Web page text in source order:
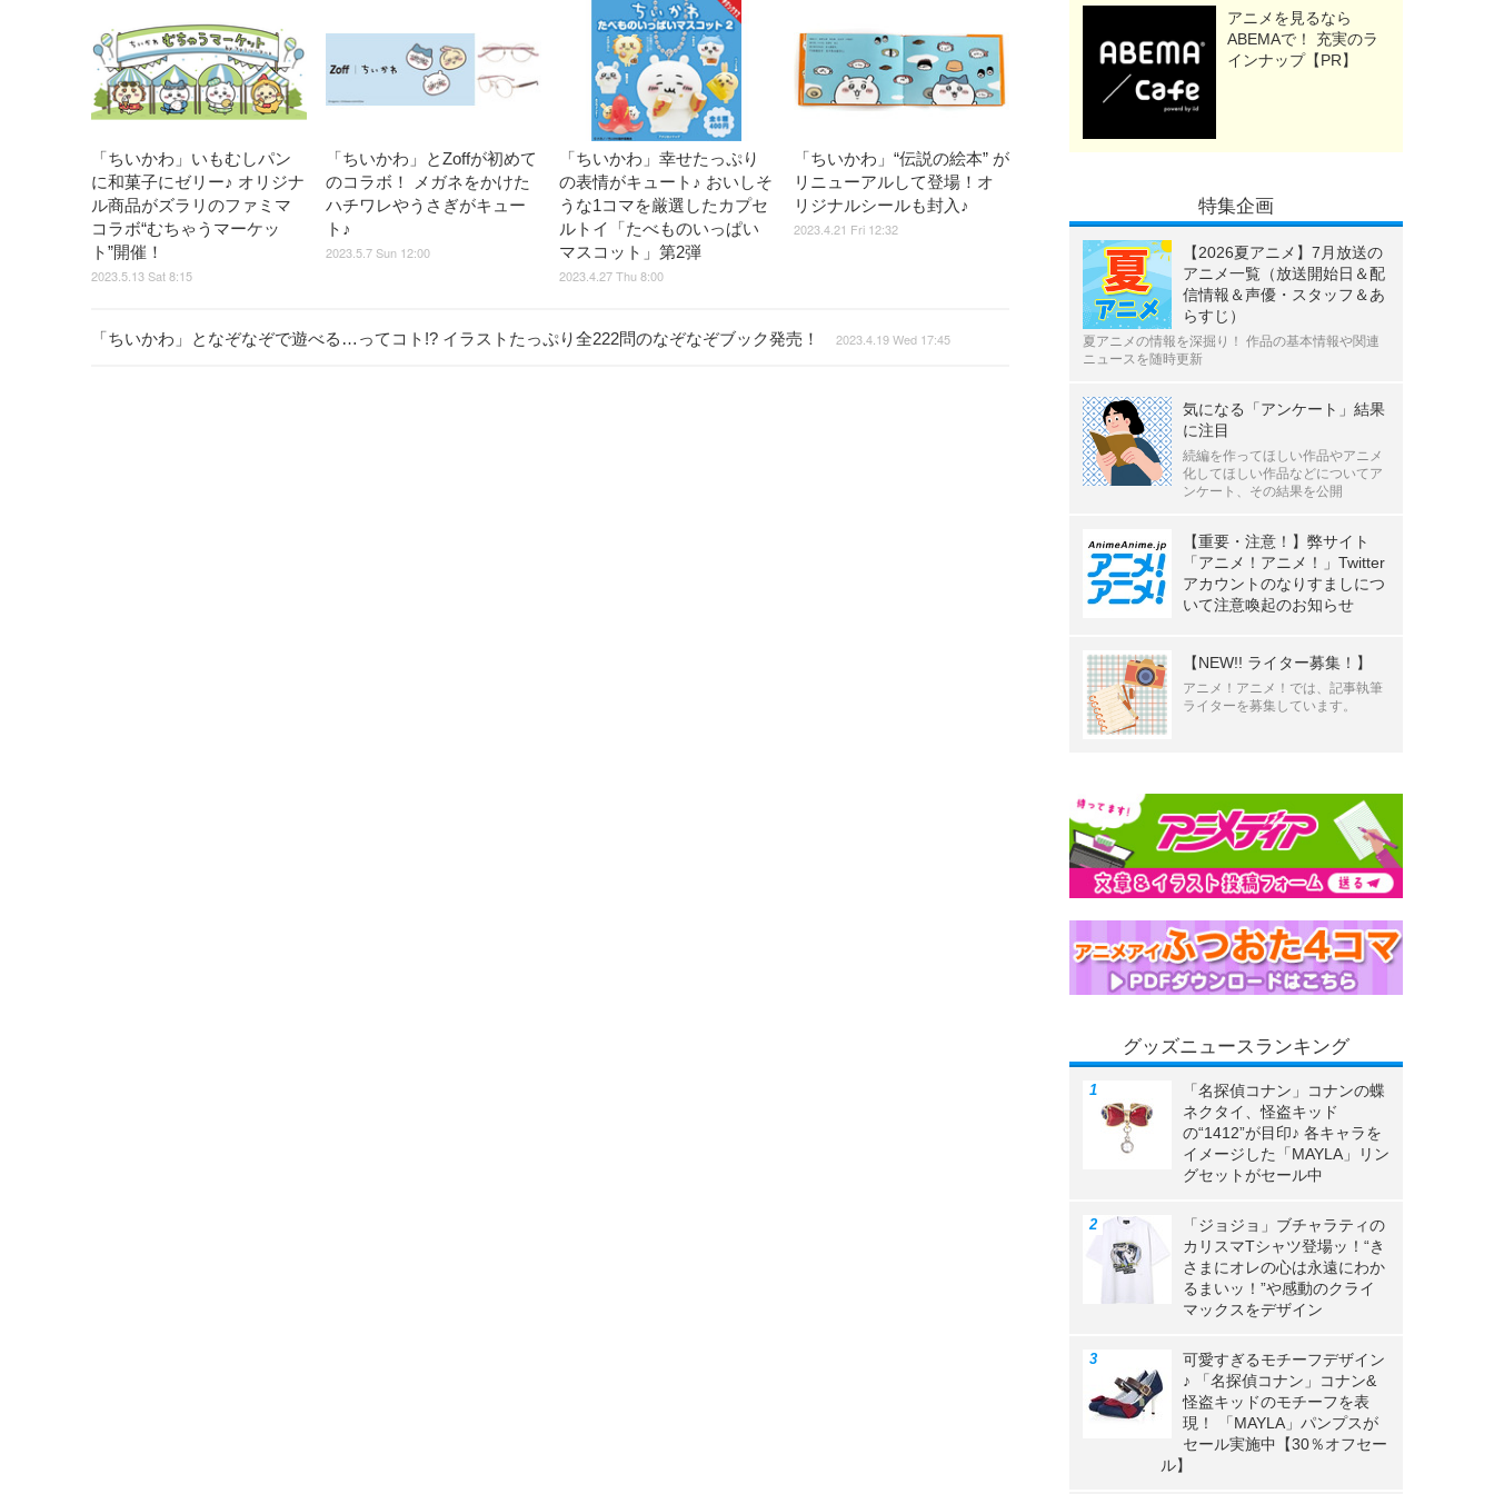
「ちいかわ」いもむしパン
に和菓子にゼリー♪ オリジナ
ル商品がズラリのファミマ
コラボ“むちゃうマーケッ
ト”開催！
2023.5.13 Sat 8:15
「ちいかわ」とZoffが初めて
のコラボ！ メガネをかけた
ハチワレやうさぎがキュー
ト♪
2023.5.7 Sun 12:00
「ちいかわ」幸せたっぷり
の表情がキュート♪ おいしそ
うな1コマを厳選したカプセ
ルトイ「たべものいっぱい
マスコット」第2弾
2023.4.27 Thu 8:00
「ちいかわ」“伝説の絵本” が
リニューアルして登場！オ
リジナルシールも封入♪
2023.4.21 Fri 12:32
「ちいかわ」となぞなぞで遊べる…ってコト!? イラストたっぷり全222問のなぞなぞブック発売！ 2023.4.19 Wed 17:45
アニメを見るなら
ABEMAで！ 充実のラ
インナップ【PR】
特集企画
【2026夏アニメ】7月放送の
アニメ一覧（放送開始日＆配
信情報＆声優・スタッフ＆あ
らすじ）
夏アニメの情報を深掘り！ 作品の基本情報や関連
ニュースを随時更新
気になる「アンケート」結果
に注目
続編を作ってほしい作品やアニメ
化してほしい作品などについてア
ンケート、その結果を公開
【重要・注意！】弊サイト
「アニメ！アニメ！」Twitter
アカウントのなりすましにつ
いて注意喚起のお知らせ
【NEW!! ライター募集！】
アニメ！アニメ！では、記事執筆
ライターを募集しています。
グッズニュースランキング
「名探偵コナン」コナンの蝶
ネクタイ、怪盗キッド
の“1412”が目印♪ 各キャラを
イメージした「MAYLA」リン
グセットがセール中
「ジョジョ」ブチャラティの
カリスマTシャツ登場ッ！“き
さまにオレの心は永遠にわか
るまいッ！”や感動のクライ
マックスをデザイン
可愛すぎるモチーフデザイン
♪ 「名探偵コナン」コナン&
怪盗キッドのモチーフを表
現！ 「MAYLA」パンプスが
セール実施中【30％オフセー
ル】